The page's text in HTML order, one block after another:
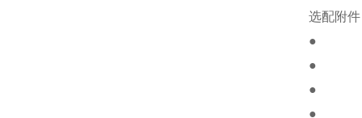
选配附
●
●
●
●